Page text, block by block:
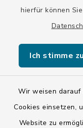
hierfür können
Ich stimme zu
Wir weisen darauf
Cookies einsetzen,
Website zu
Eine
Öffnungszeiten